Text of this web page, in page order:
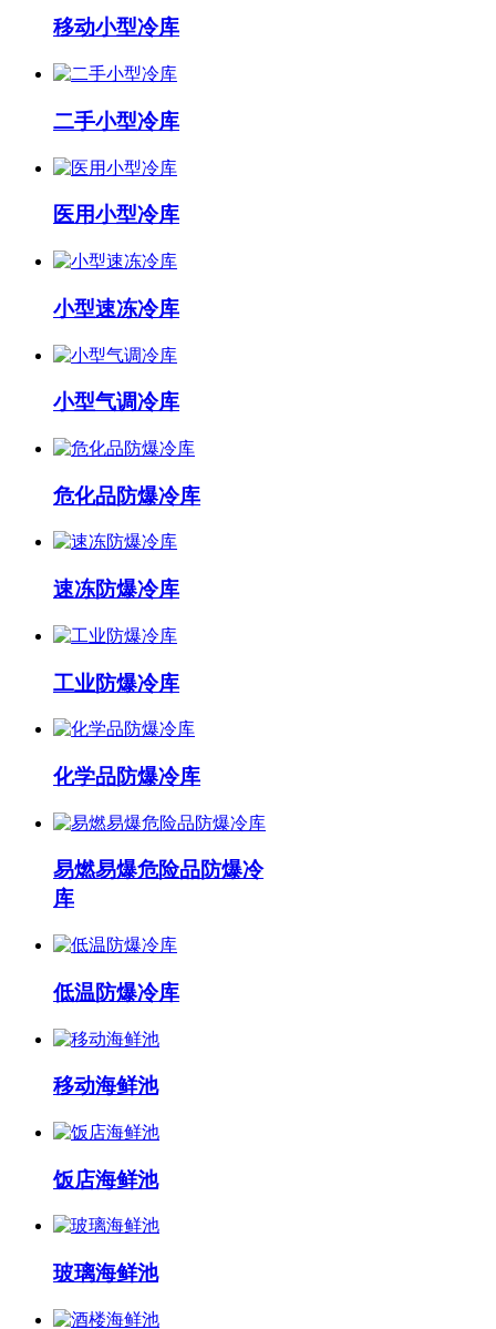
移动小型冷库
二手小型冷库
医用小型冷库
小型速冻冷库
小型气调冷库
危化品防爆冷库
速冻防爆冷库
工业防爆冷库
化学品防爆冷库
易燃易爆危险品防爆冷
库
低温防爆冷库
移动海鲜池
饭店海鲜池
玻璃海鲜池